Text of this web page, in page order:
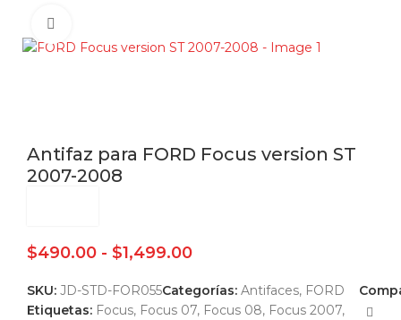
Antifaz para FORD Focus version ST
2007-2008
$490.00 - $1,499.00
SKU: JD-STD-FOR055Categorías: Antifaces, FORD
Etiquetas: Focus, Focus 07, Focus 08, Focus 2007,